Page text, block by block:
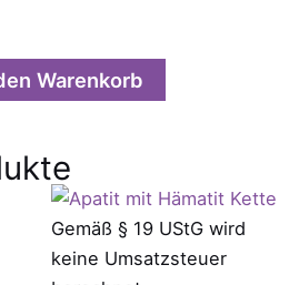
Warenkorb
Gemäß § 19 UStG wird
keine Umsatzsteuer